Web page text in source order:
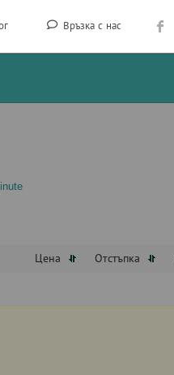
Връзка с нас
Цена Отстъпка